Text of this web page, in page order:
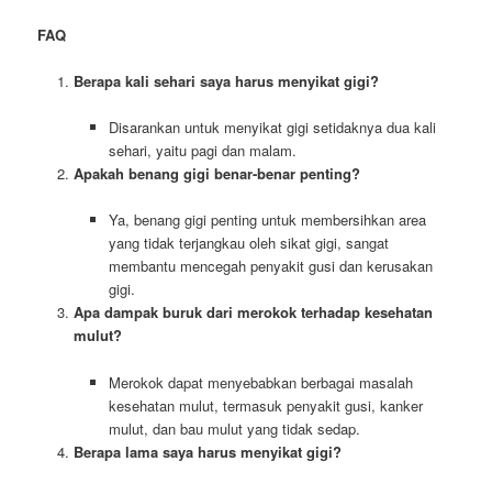
FAQ
Berapa kali sehari saya harus menyikat gigi?
Disarankan untuk menyikat gigi setidaknya dua kali
sehari, yaitu pagi dan malam.
Apakah benang gigi benar-benar penting?
Ya, benang gigi penting untuk membersihkan area
yang tidak terjangkau oleh sikat gigi, sangat
membantu mencegah penyakit gusi dan kerusakan
gigi.
Apa dampak buruk dari merokok terhadap kesehatan
mulut?
Merokok dapat menyebabkan berbagai masalah
kesehatan mulut, termasuk penyakit gusi, kanker
mulut, dan bau mulut yang tidak sedap.
Berapa lama saya harus menyikat gigi?